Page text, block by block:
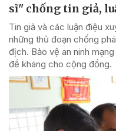
sĩ" chống tin giả,
Tin giả và các luận điệu
những thủ đoạn chống
địch. Bảo vệ an ninh
đề kháng cho cộng đồng.